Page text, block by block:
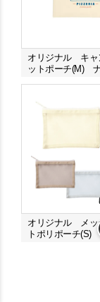
オリジナル キャ
ットポーチ(M)
オリジナル メッ
トポリポーチ(S)